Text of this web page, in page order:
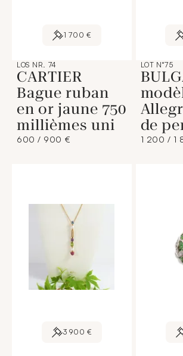
1 700 €
LOS NR. 74
CARTIER
Bague ruban
en or jaune 750
millièmes uni
600 / 900 €
LOT N°75
de
1 200 / 1
3 900 €